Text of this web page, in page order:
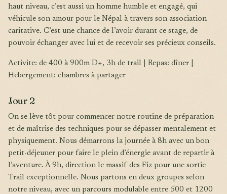
haut niveau, c’est aussi un homme humble et engagé, qui
véhicule son amour pour le Népal à travers son association
caritative. C’est une chance de l’avoir durant ce stage, de
pouvoir échanger avec lui et de recevoir ses précieux conseils.
Activite: de 400 à 900m D+, 3h de trail | Repas: dîner |
Hebergement: chambres à partager
Jour 2
On se lève tôt pour commencer notre routine de préparation
et de maîtrise des techniques pour se dépasser mentalement et
physiquement. Nous démarrons la journée à 8h avec un bon
petit-déjeuner pour faire le plein d’énergie avant de repartir à
l’aventure. À 9h, direction le massif des Fiz pour une sortie
Trail exceptionnelle. Nous partons en deux groupes selon
notre niveau, avec un parcours modulable entre 500 et 1200